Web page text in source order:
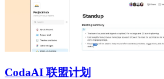
CodaAI 联盟计划